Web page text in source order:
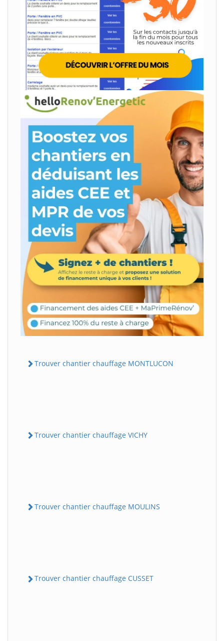
Trouver chantier chauffage MONTLUCON
Trouver chantier chauffage VICHY
Trouver chantier chauffage MOULINS
Trouver chantier chauffage CUSSET